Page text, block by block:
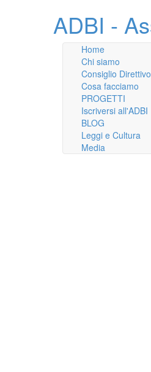
ADBI -
Home
Chi siamo
Consiglio Direttivo
Cosa facciamo
PROGETTI
Iscriversi all'ADBI
BLOG
Leggi e Cultura
Media